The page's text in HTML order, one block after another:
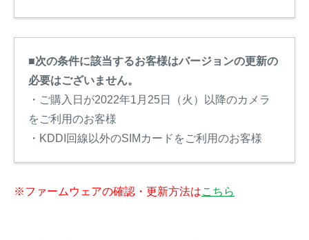
■次の条件に該当するお客様はバージョンの更新の
必要はございません。
・ご購入日が2022年1月25日（火）以降のカメラ
をご利用のお客様
・KDDI回線以外のSIMカードをご利用のお客様
※ファームウェアの確認・更新方法はこちら